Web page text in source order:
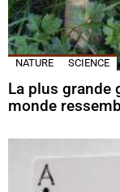
NATURE SCIENCE
La plus grande
monde